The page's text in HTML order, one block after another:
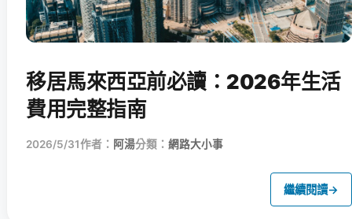
移居馬來西亞前必讀：2026年生活
費用完整指南
2026/5/31作者： 阿湯分類： 網路大小事
繼續閱讀→